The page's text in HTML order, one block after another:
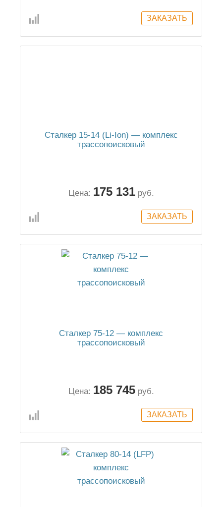
Сталкер 15-14 (Li-Ion) — комплекс
трассопоисковый
Цена: 175 131 руб.
Сталкер 75-12 — комплекс
трассопоисковый
Цена: 185 745 руб.